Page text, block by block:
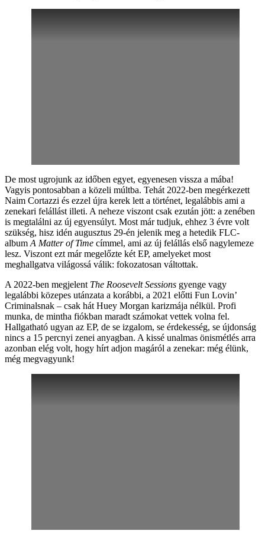
De most ugrojunk az időben egyet, egyenesen vissza a mába!
Vagyis pontosabban a közeli múltba. Tehát 2022-ben megérkezett
Naim Cortazzi és ezzel újra kerek lett a történet, legalábbis ami a
zenekari felállást illeti. A neheze viszont csak ezután jött: a zenében
is megtalálni az új egyensúlyt. Most már tudjuk, ehhez 3 évre volt
szükség, hisz idén augusztus 29-én jelenik meg a hetedik FLC-
albumA Matter of Time címmel, ami az új felállás első nagylemeze
lesz. Viszont ezt már megelőzte két EP, amelyeket most
meghallgatva világossá válik: fokozatosan váltottak.
A 2022-ben megjelentThe Roosevelt Sessions gyenge vagy
legalábbi közepes utánzata a korábbi, a 2021 előtti Fun Lovin’
Criminalsnak – csak hát Huey Morgan karizmája nélkül. Profi
munka, de mintha fiókban maradt számokat vettek volna fel.
Hallgatható ugyan az EP, de se izgalom, se érdekesség, se újdonság
nincs a 15 percnyi zenei anyagban. A kissé unalmas önismétlés arra
azonban elég volt, hogy hírt adjon magáról a zenekar: még élünk,
még megvagyunk!